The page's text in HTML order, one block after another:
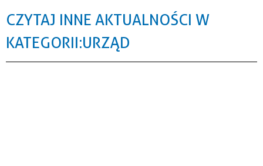
CZYTAJ INNE AKTUALNOŚCI W
KATEGORII: URZĄD